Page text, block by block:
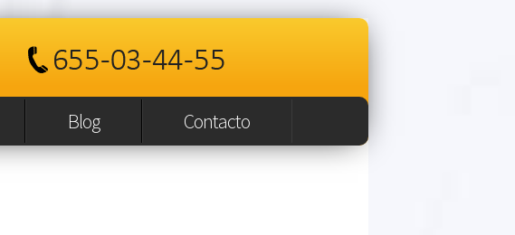
Blog Contacto